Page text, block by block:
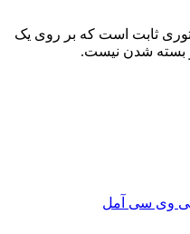
ثابت است که بر روی یک
و بسته شدن نیست.